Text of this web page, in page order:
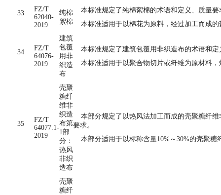
33
FZ/T
62040-
2019
纯棉
絮棉
本标准规定了纯棉絮棉的术语和定义、质量
本标准适用于以棉花为原料，经过加工而成的
34
FZ/T
64076-
2019
建筑
包覆
用非
织造
布
本标准规定了建筑包覆用非织造布的术语和
本标准适用于以聚合物切片或纤维为原材料，
35
FZ/T
64077.1-
2019
壳聚
糖纤
维非
织造
布第
1部
分：
热风
非织
造布
本部分规定了以热风法加工而成的壳聚糖纤维
要求。
本部分适用于以标称含量10%～30%的壳聚糖
壳聚
糖纤